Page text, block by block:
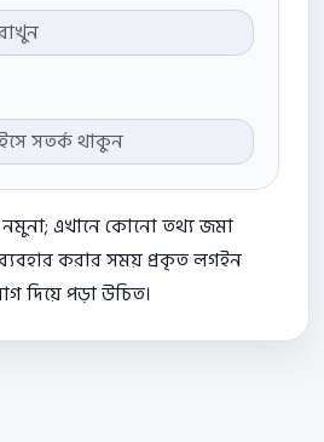
এখানে কোনো তথ্য জমা
ব্যবহার করার সময় প্রকৃত লগইন
দিয়ে পড়া উচিত।